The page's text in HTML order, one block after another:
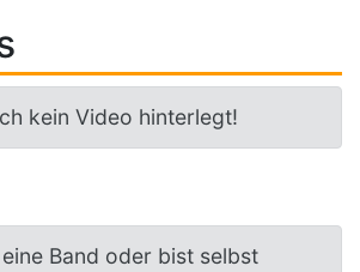
kein Video hinterlegt!
Band oder bist selbst